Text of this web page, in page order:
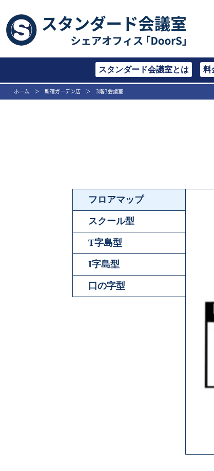
スタンダード会議室とは 料
ホーム ＞ 新宿ガーデン店 ＞ 3階B会議室
フロアマップ
スクール型
T字島型
I字島型
口の字型